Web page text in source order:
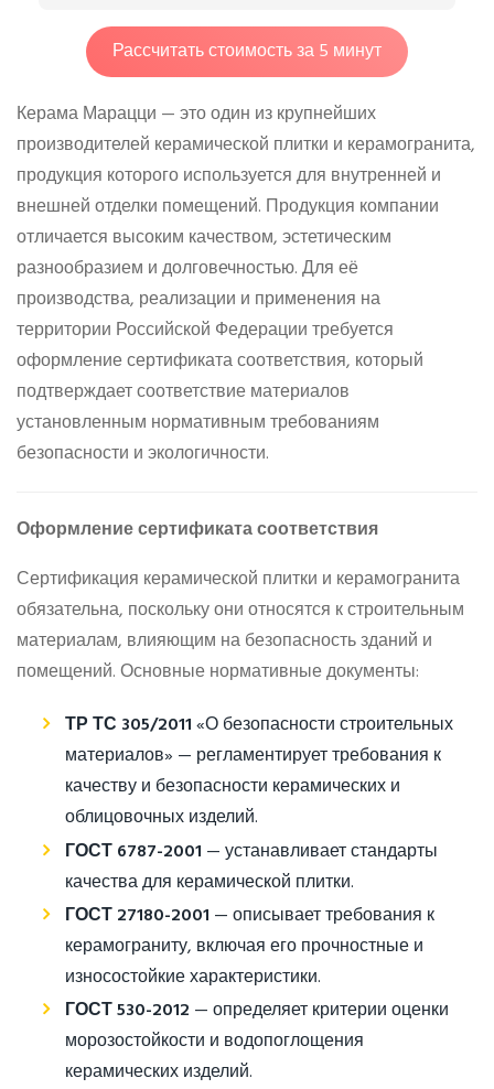
Рассчитать стоимость за 5 минут
Керама Марацци — это один из крупнейших
производителей керамической плитки и керамогранита,
продукция которого используется для внутренней и
внешней отделки помещений. Продукция компании
отличается высоким качеством, эстетическим
разнообразием и долговечностью. Для её
производства, реализации и применения на
территории Российской Федерации требуется
оформление сертификата соответствия, который
подтверждает соответствие материалов
установленным нормативным требованиям
безопасности и экологичности.
Оформление сертификата соответствия
Сертификация керамической плитки и керамогранита
обязательна, поскольку они относятся к строительным
материалам, влияющим на безопасность зданий и
помещений. Основные нормативные документы:
ТР ТС 305/2011«О безопасности строительных
материалов» — регламентирует требования к
качеству и безопасности керамических и
облицовочных изделий.
ГОСТ 6787-2001 — устанавливает стандарты
качества для керамической плитки.
ГОСТ 27180-2001 — описывает требования к
керамограниту, включая его прочностные и
износостойкие характеристики.
ГОСТ 530-2012 — определяет критерии оценки
морозостойкости и водопоглощения
керамических изделий.